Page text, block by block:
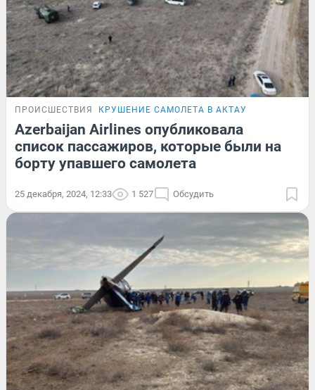
ПРОИСШЕСТВИЯ КРУШЕНИЕ САМОЛЕТА В АКТАУ
Azerbaijan Airlines опубликовала
список пассажиров, которые были на
борту упавшего самолета
25 декабря, 2024, 12:33 1 527 Обсудить